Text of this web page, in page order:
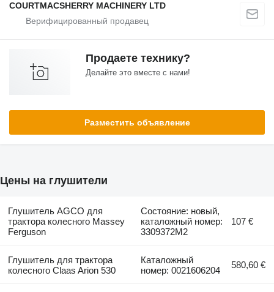
COURTMACSHERRY MACHINERY LTD
Продаете технику?
Делайте это вместе с нами!
Разместить объявление
Цены на глушители
Глушитель AGCO для
трактора колесного Massey
Ferguson
Состояние: новый,
каталожный номер:
3309372M2
107 €
Глушитель для трактора
колесного Claas Arion 530
Каталожный
номер: 0021606204
580,60 €